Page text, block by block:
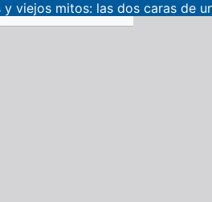
y viejos mitos: las dos caras de